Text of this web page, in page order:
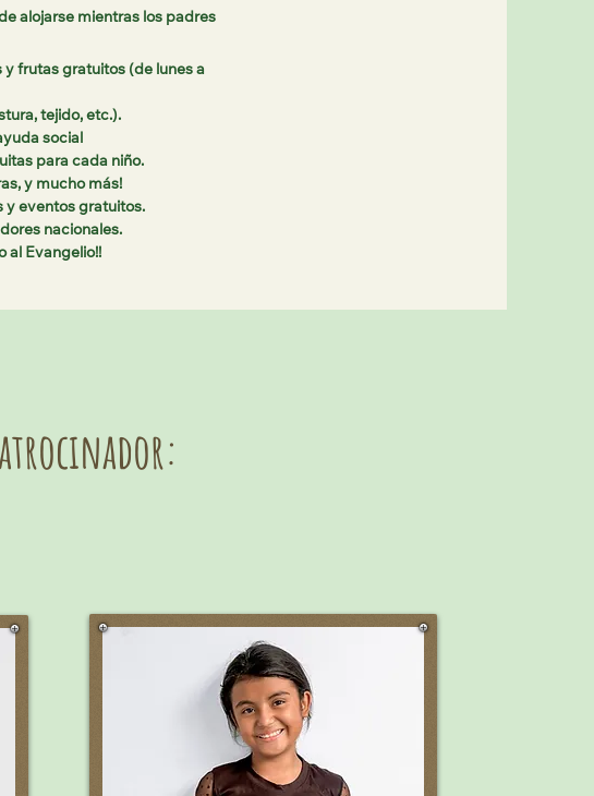
alojarse mientras los padres
frutas gratuitos (de lunes a
tejido, etc.).
social
para cada niño.
y mucho más!
y eventos gratuitos.
nacionales.
al Evangelio!!